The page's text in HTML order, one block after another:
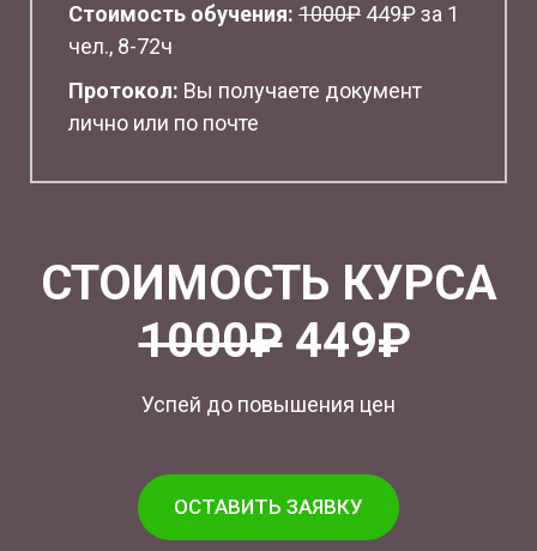
Стоимость обучения: 1000₽ 449₽ за 1
чел., 8-72ч
Протокол: Вы получаете документ
лично или по почте
СТОИМОСТЬ КУРСА
1000₽449₽
Успей до повышения цен
ОСТАВИТЬ ЗАЯВКУ